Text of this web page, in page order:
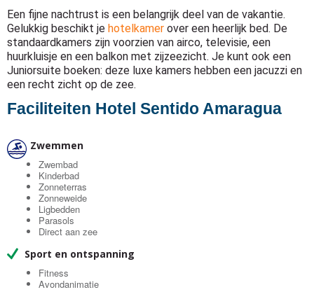
Een fijne nachtrust is een belangrijk deel van de vakantie.
Gelukkig beschikt je hotelkamer over een heerlijk bed. De
standaardkamers zijn voorzien van airco, televisie, een
huurkluisje en een balkon met zijzeezicht. Je kunt ook een
Juniorsuite boeken: deze luxe kamers hebben een jacuzzi en
een recht zicht op de zee.
Faciliteiten Hotel Sentido Amaragua
Zwemmen
Zwembad
Kinderbad
Zonneterras
Zonneweide
Ligbedden
Parasols
Direct aan zee
Sport en ontspanning
Fitness
Avondanimatie